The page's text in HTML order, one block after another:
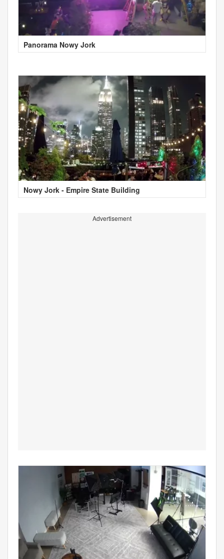
Panorama Nowy Jork
Nowy Jork - Empire State Building
Advertisement